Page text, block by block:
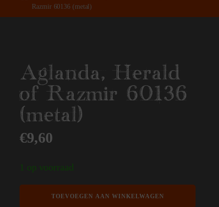
Razmir 60136 (metal)
Aglanda, Herald
of Razmir 60136
(metal)
€9,60
1 op voorraad
TOEVOEGEN AAN WINKELWAGEN